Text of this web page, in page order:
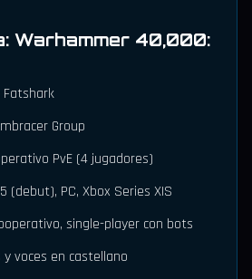
Warhammer 40,000:
Fatshark
Group
PvE (4 jugadores)
(debut), PC, Xbox Series X|S
single-player con bots
y voces en castellano